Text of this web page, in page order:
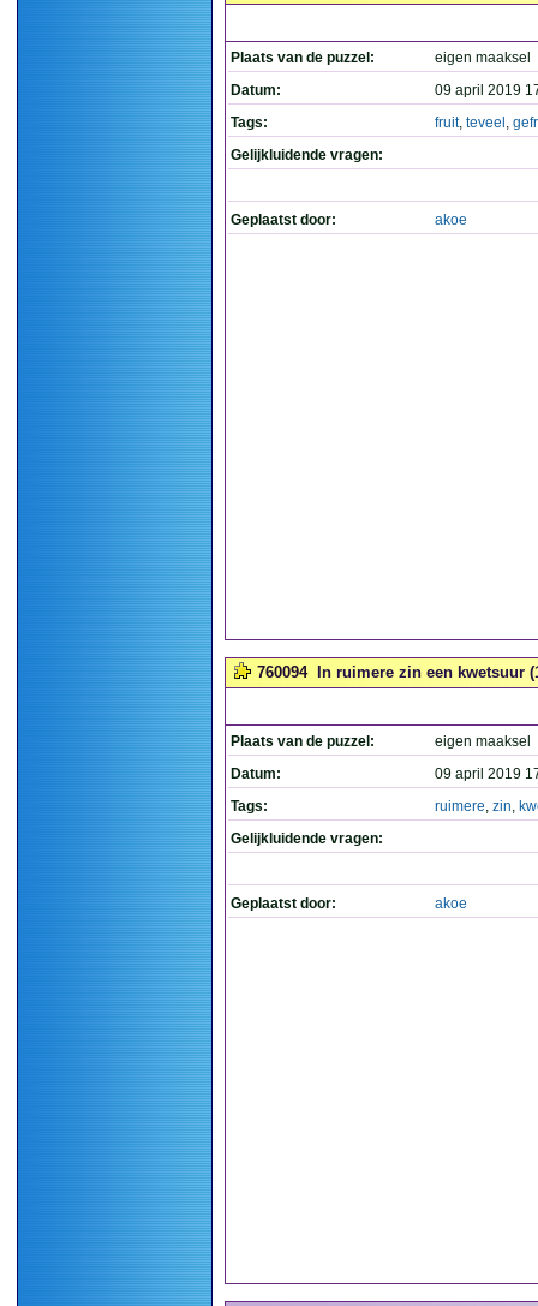
Plaats van de puzzel:
eigen maaksel
Datum:
09 april 2019
Tags:
fruit, teveel ,
Gelijkluidende vragen:
Geplaatst door: akoe
760094 In ruimere zin een kwetsuur
Plaats van de puzzel:
eigen maaksel
Datum:
09 april 2019
Tags:
ruimere, zin,
Gelijkluidende vragen:
Geplaatst door: akoe